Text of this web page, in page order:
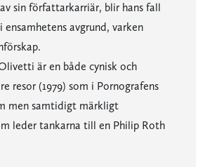
sin författarkarriär, blir hans fall
avgrund, varken
är en både cynisk och
resor (1979) som i Pornografens
men samtidigt märkligt
leder tankarna till en Philip Roth